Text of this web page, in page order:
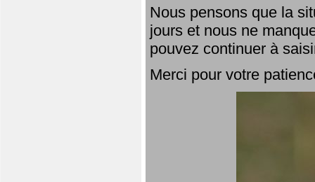
Nous pensons que la
jours et nous ne
pouvez continuer à
Merci pour votre